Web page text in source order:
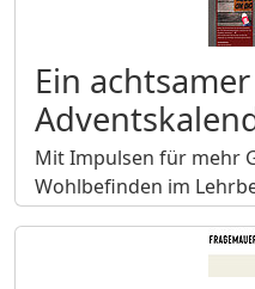
Ein achtsamer
Mit Impulsen für mehr
Wohlbefinden im